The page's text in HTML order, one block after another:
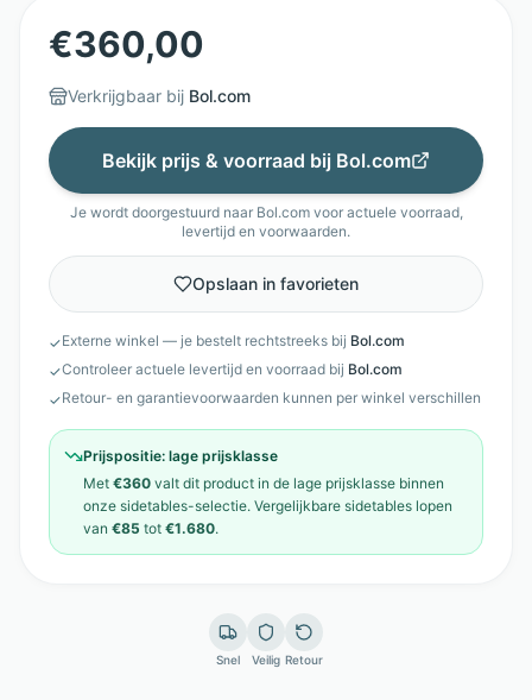
€360,00
Verkrijgbaar bij Bol.com
Bekijk prijs & voorraad bij Bol.com
Je wordt doorgestuurd naar Bol.comvoor actuele voorraad,
levertijd en voorwaarden.
Opslaan in favorieten
✓Externe winkel — je bestelt rechtstreeks bij Bol.com
✓Controleer actuele levertijd en voorraad bij Bol.com
✓Retour- en garantievoorwaarden kunnen per winkel verschillen
Prijspositie: lage prijsklasse
Met €360 valt dit product in de lage prijsklasse binnen
onze sidetables-selectie. Vergelijkbare sidetables lopen
van €85 tot €1.680.
Snel Veilig Retour